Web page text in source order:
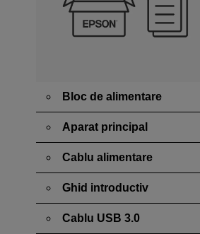
Bloc de alimentare
Aparat principal
Cablu alimentare
Ghid introductiv
Cablu USB 3.0